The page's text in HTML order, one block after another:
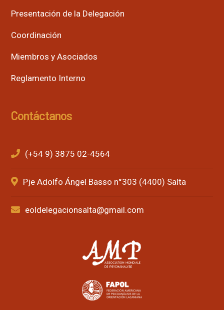
Presentación de la Delegación
Coordinación
Miembros y Asociados
Reglamento Interno
Contáctanos
(+54 9) 3875 02-4564
Pje Adolfo Ángel Basso n°303 (4400) Salta
eoldelegacionsalta@gmail.com